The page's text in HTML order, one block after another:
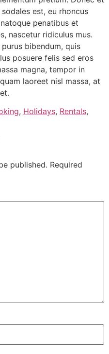
est, eu rhoncus
penatibus et
nascetur ridiculus mus.
bibendum, quis
posuere felis sed eros
magna, tempor in
laoreet nisl massa, at
, Holidays, Rentals,
published. Required